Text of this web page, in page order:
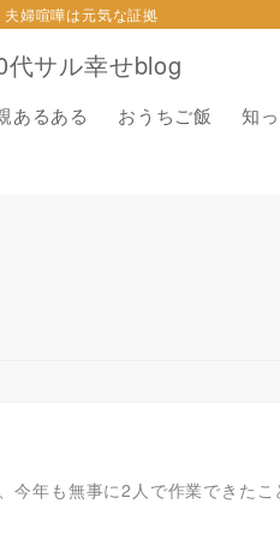
代サル幸せblog
夫婦喧嘩は元気な証拠
あるある おうちご飯 知
今年も無事に2人で作業できたこ